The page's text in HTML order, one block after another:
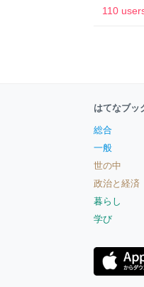
後の自
110
はてなブッ
総合
一般
世の中
政治と経済
暮らし
学び